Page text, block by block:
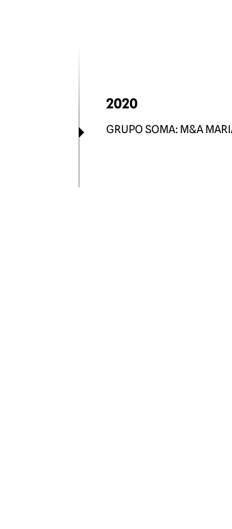
2020
GRUPO SOMA: M&A